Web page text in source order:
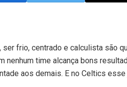
frio, centrado e calculista são
nenhum time alcança bons
aos demais. E no Celtics